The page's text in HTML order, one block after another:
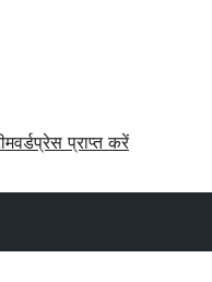
वर्डप्रेस प्राप्त करें